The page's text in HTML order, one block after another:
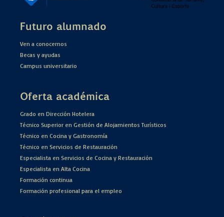
Futuro alumnado
Ven a conocernos
Becas y ayudas
Campus universitario
Oferta académica
Grado en Dirección Hotelera
Técnico Superior en Gestión de Alojamientos Turísticos
Técnico en Cocina y Gastronomía
Técnico en Servicios de Restauración
Especialista en Servicios de Cocina y Restauración
Especialista en Alta Cocina
Formación continua
Formación profesional para el empleo